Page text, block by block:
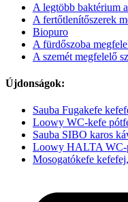
A legtöbb baktérium
A fertőtlenítőszerek
Biopuro
A fürdőszoba
A szemét megfelelő
Újdonságok:
Sauba Fugakefe
Loowy WC-kefe
Sauba SIBO karos
Loowy HALTA WC-
Mosogatókefe